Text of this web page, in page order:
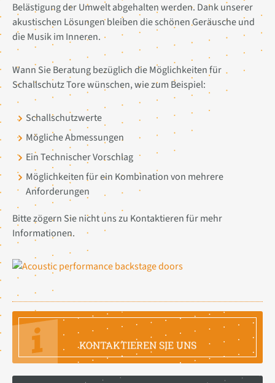
Belästigung der Umwelt abgehalten werden. Dank unserer
akustischen Lösungen bleiben die schönen Geräusche und
die Musik im Inneren.
Wann Sie Beratung bezüglich die Möglichkeiten für
Schallschutz Tore wünschen, wie zum Beispiel:
Schallschutzwerte
Mögliche Abmessungen
Ein Technischer Vorschlag
Möglichkeiten für ein Kombination von mehrere
Anforderungen
Bitte zögern Sie nicht uns zu Kontaktieren für mehr
Informationen.
KONTAKTIEREN SIE UNS